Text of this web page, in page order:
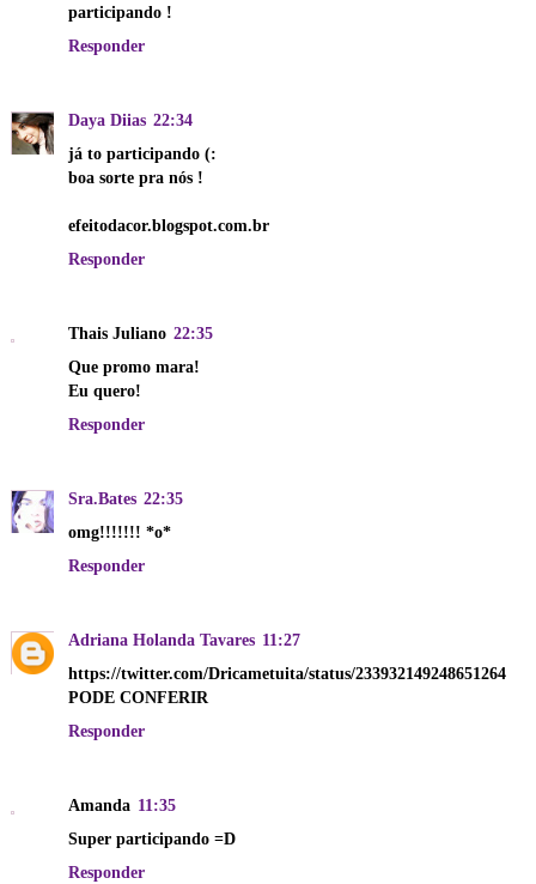
participando !
Responder
Daya Diias 22:34
já to participando (:
boa sorte pra nós !
efeitodacor.blogspot.com.br
Responder
Thais Juliano 22:35
Que promo mara!
Eu quero!
Responder
Sra.Bates 22:35
omg!!!!!!! *o*
Responder
Adriana Holanda Tavares 11:27
https://twitter.com/Dricametuita/status/233932149248651264
PODE CONFERIR
Responder
Amanda 11:35
Super participando =D
Responder